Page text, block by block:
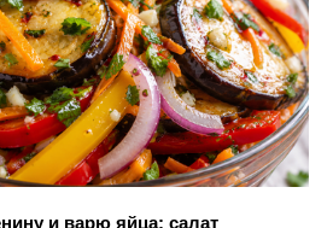
и варю яйца: салат